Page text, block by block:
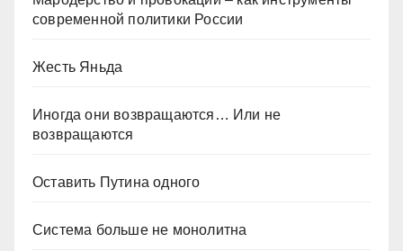
современной политики России
Жесть Яньда
Иногда они возвращаются… Или не
возвращаются
Оставить Путина одного
Система больше не монолитна